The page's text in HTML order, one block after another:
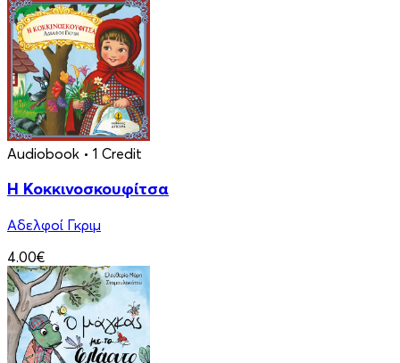
Audiobook • 1 Credit
Η Κοκκινοσκουφίτσα
Αδελφοί Γκριμ
4.00€